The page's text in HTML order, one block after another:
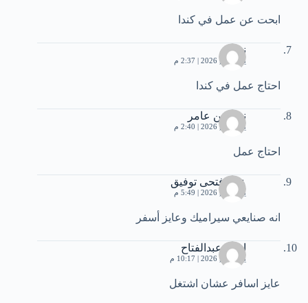
ابحت عن عمل في كندا
نوال
يونيو 11, 2026 | 2:37 م
احتاج عمل في كندا
نوال بن عامر
يونيو 11, 2026 | 2:40 م
احتاج عمل
على فتحى توفيق
يونيو 12, 2026 | 5:49 م
انه صنايعي سيراميك وعايز أسفر
احمد عبدالفتاح
يونيو 12, 2026 | 10:17 م
عايز اسافر عشان اشتغل